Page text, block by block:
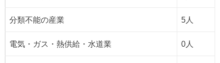
分類不能の産業 5人
電気・ガス・熱供給・水道業 0人